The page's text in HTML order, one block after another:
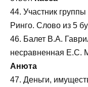
44. Участник
Ринго. Слово из 5
46. Балет В.А.
несравненная Е.С.
Анюта
47. Деньги,